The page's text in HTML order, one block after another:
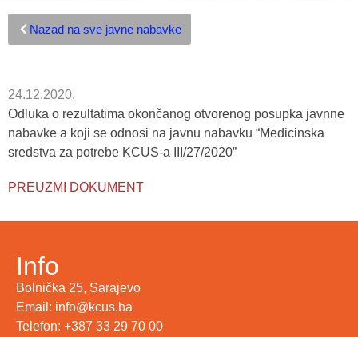
Nazad na sve javne nabavke
24.12.2020.
Odluka o rezultatima okončanog otvorenog posupka javnne
nabavke a koji se odnosi na javnu nabavku “Medicinska
sredstva za potrebe KCUS-a III/27/2020”
PREUZMI DOKUMENT
Info
Bolnička 25, Sarajevo
Email: info@kcus.ba
Telefon: +387 33 29 70 00